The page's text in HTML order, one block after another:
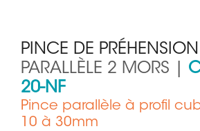
PINCE DE PRÉHENSION
PARALLÈLE 2 MORS |
20-NF
Pince parallèle à profil
10 à 30mm